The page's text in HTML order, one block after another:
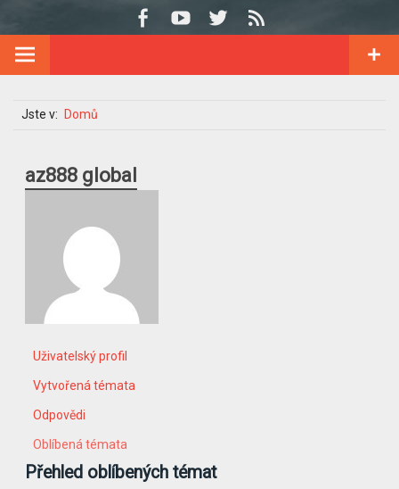
Jste v: Domů
az888 global
Uživatelský profil
Vytvořená témata
Odpovědi
Oblíbená témata
Přehled oblíbených témat